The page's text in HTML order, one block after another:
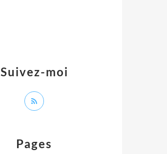
Pages
Suivez-moi